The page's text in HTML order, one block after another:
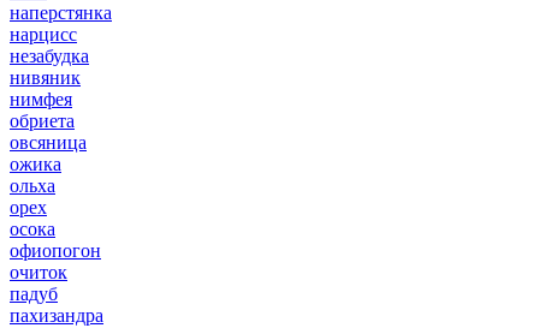
наперстянка
нарцисс
незабудка
нивяник
нимфея
обриета
овсяница
ожика
ольха
орех
осока
офиопогон
очиток
падуб
пахизандра